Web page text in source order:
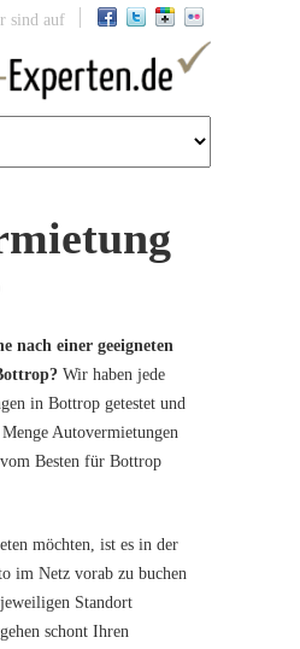
to navigation
sind auf
nach einer geeigneten
Wir haben jede
in Bottrop getestet und
Autovermietungen
Besten für Bottrop
möchten, ist es in der
im Netz vorab zu buchen
Standort
schont Ihren